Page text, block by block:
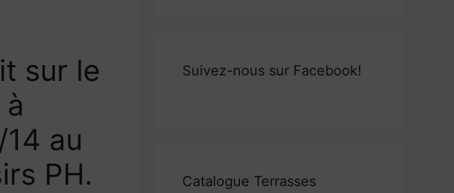
sur le
au
PH.
Suivez-nous sur Facebook!
Catalogue Terrasses